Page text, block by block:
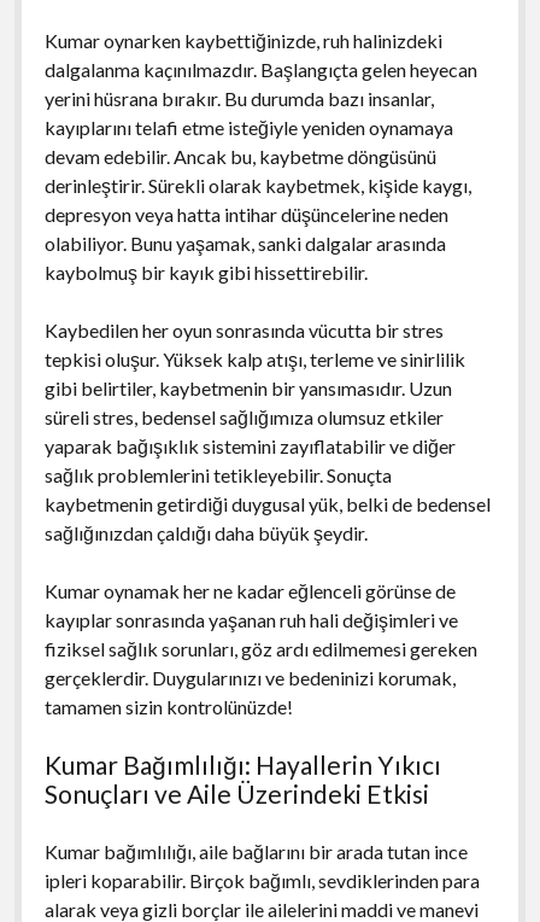
Kumar oynarken kaybettiğinizde, ruh halinizdeki
dalgalanma kaçınılmazdır. Başlangıçta gelen heyecan
yerini hüsrana bırakır. Bu durumda bazı insanlar,
kayıplarını telafi etme isteğiyle yeniden oynamaya
devam edebilir. Ancak bu, kaybetme döngüsünü
derinleştirir. Sürekli olarak kaybetmek, kişide kaygı,
depresyon veya hatta intihar düşüncelerine neden
olabiliyor. Bunu yaşamak, sanki dalgalar arasında
kaybolmuş bir kayık gibi hissettirebilir.
Kaybedilen her oyun sonrasında vücutta bir stres
tepkisi oluşur. Yüksek kalp atışı, terleme ve sinirlilik
gibi belirtiler, kaybetmenin bir yansımasıdır. Uzun
süreli stres, bedensel sağlığımıza olumsuz etkiler
yaparak bağışıklık sistemini zayıflatabilir ve diğer
sağlık problemlerini tetikleyebilir. Sonuçta
kaybetmenin getirdiği duygusal yük, belki de bedensel
sağlığınızdan çaldığı daha büyük şeydir.
Kumar oynamak her ne kadar eğlenceli görünse de
kayıplar sonrasında yaşanan ruh hali değişimleri ve
fiziksel sağlık sorunları, göz ardı edilmemesi gereken
gerçeklerdir. Duygularınızı ve bedeninizi korumak,
tamamen sizin kontrolünüzde!
Kumar Bağımlılığı: Hayallerin Yıkıcı
Sonuçları ve Aile Üzerindeki Etkisi
Kumar bağımlılığı, aile bağlarını bir arada tutan ince
ipleri koparabilir. Birçok bağımlı, sevdiklerinden para
alarak veya gizli borçlar ile ailelerini maddi ve manevi